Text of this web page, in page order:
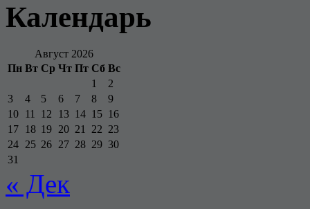
Календарь
Август 2026
Пн Вт Ср Чт Пт Сб Вс
1
2
3
4 5 6 7 8
9
10 11 12 13 14 15 16
17 18 19 20 21 22 23
24 25 26 27 28 29 30
31
« Дек